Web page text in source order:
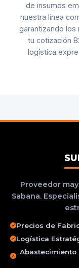
de insumos
nuestra línea
garantizando los
tu cotización
logística
Proveedor
Sabana.
Precios de
Logística
Abastecimiento